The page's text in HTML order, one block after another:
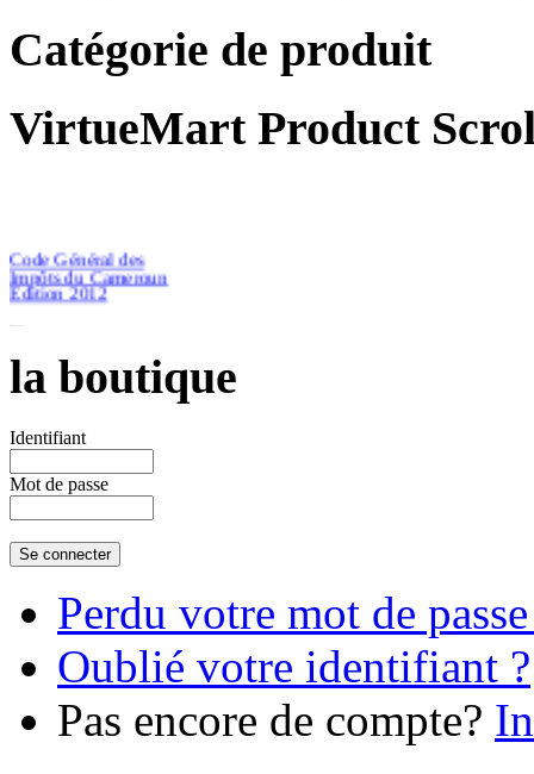
Catégorie de produit
VirtueMart Product
Code Général des
Impôts du Cameroun
Edition 2012
€46.51
la boutique
Identifiant
Mot de passe
Perdu votre mot de
Oublié votre identifiant ?
Pas encore de compte?